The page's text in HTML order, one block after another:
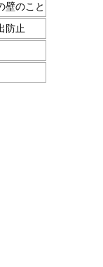
壁のこと
防止